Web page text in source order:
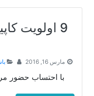
9 اولویت
مارس 16, 2016